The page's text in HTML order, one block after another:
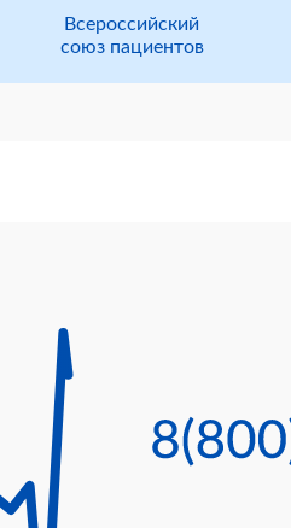
Всероссийский
союз пациентов